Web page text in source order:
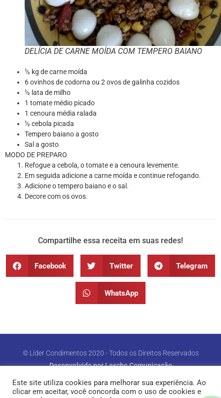
DELÍCIA DE CARNE MOÍDA COM TEMPERO BAIANO
½ kg de carne moída
6 ovinhos de codorna ou 2 ovos de galinha cozidos
½ lata de milho
1 tomate médio picado
1 cenoura média ralada
½ cebola picada
Tempero baiano a gosto
Sal a gosto
MODO DE PREPARO
Refogue a cebola, o tomate e a cenoura levemente.
Em seguida adicione a carne moída e continue refogando.
Adicione o tempero baiano e o sal.
Decore com os ovos.
Compartilhe essa receita em suas redes!
Facebook Twitter Telegram
WhatsApp
© Líder Condimentos 2020 - Todos os Direitos Reservados
Desenvolvido por Lesche Comunicação
Este site utiliza cookies para melhorar sua experiência. Ao
clicar em aceitar, você concorda com o uso de cookies e